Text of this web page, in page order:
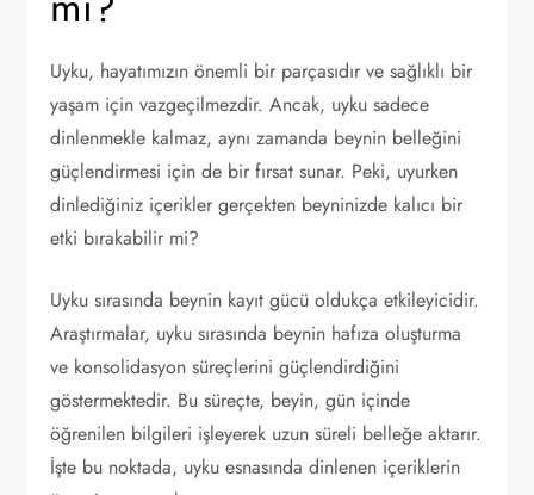
Uyku, hayatımızın önemli bir parçasıdır ve sağlıklı bir
yaşam için vazgeçilmezdir. Ancak, uyku sadece
dinlenmekle kalmaz, aynı zamanda beynin belleğini
güçlendirmesi için de bir fırsat sunar. Peki, uyurken
dinlediğiniz içerikler gerçekten beyninizde kalıcı bir
etki bırakabilir mi?
Uyku sırasında beynin kayıt gücü oldukça etkileyicidir.
Araştırmalar, uyku sırasında beynin hafıza oluşturma
ve konsolidasyon süreçlerini güçlendirdiğini
göstermektedir. Bu süreçte, beyin, gün içinde
öğrenilen bilgileri işleyerek uzun süreli belleğe aktarır.
İşte bu noktada, uyku esnasında dinlenen içeriklerin